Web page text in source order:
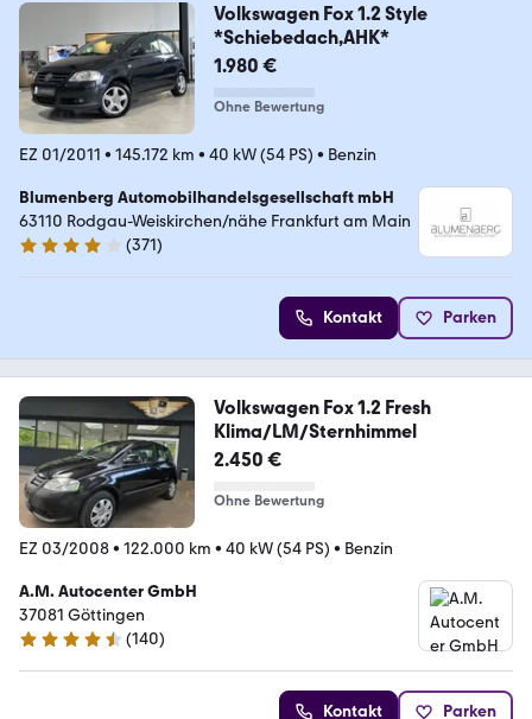
Volkswagen Fox 1.2 Style
*Schiebedach,AHK*
1.980 €
Ohne Bewertung
EZ 01/2011 • 145.172 km • 40 kW (54 PS) • Benzin
Blumenberg Automobilhandelsgesellschaft mbH
63110 Rodgau-Weiskirchen/nähe Frankfurt am Main
4.2 Sterne
(371)
Kontakt Parken
Volkswagen Fox 1.2 Fresh
Klima/LM/Sternhimmel
2.450 €
Ohne Bewertung
EZ 03/2008• 122.000 km • 40 kW (54 PS) • Benzin
A.M. Autocenter GmbH
37081 Göttingen
4.4 Sterne
(140)
Kontakt Parken